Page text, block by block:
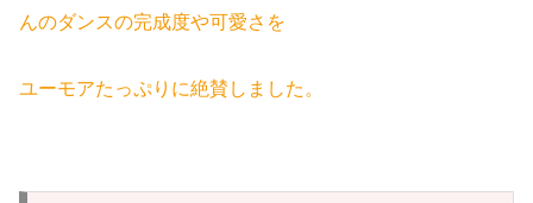
んのダンスの完成度や可愛さを
ユーモアたっぷりに絶賛しました。